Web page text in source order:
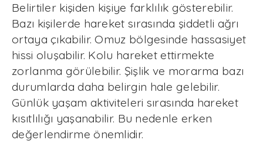
Belirtiler kişiden kişiye farklılık gösterebilir.
Bazı kişilerde hareket sırasında şiddetli ağrı
ortaya çıkabilir. Omuz bölgesinde hassasiyet
hissi oluşabilir. Kolu hareket ettirmekte
zorlanma görülebilir. Şişlik ve morarma bazı
durumlarda daha belirgin hale gelebilir.
Günlük yaşam aktiviteleri sırasında hareket
kısıtlılığı yaşanabilir. Bu nedenle erken
değerlendirme önemlidir.